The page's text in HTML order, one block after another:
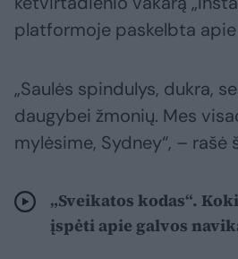
platformoje paskelbta
„Saulės spindulys, dukra,
daugybei žmonių. Mes
mylėsime, Sydney“, – rašė
„Sveikatos kodas“.
įspėti apie galvos